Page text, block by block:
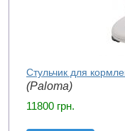
Стульчик для
(Paloma)
11800 грн.